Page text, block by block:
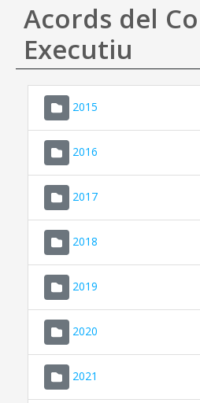
Acords del
Executiu
2015
2016
2017
2018
2019
2020
2021